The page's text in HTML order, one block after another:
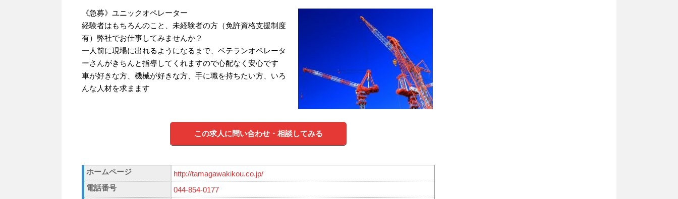
《急募》ユニックオペレーター
経験者はもちろんのこと、未経験者の方（免許資格支援制度
有）弊社でお仕事してみませんか？
一人前に現場に出れるようになるまで、ベテランオペレータ
ーさんがきちんと指導してくれますので心配なく安心です
車が好きな方、機械が好きな方、手に職を持ちたい方、いろ
んな人材を求まます
この求人に問い合わせ・相談してみる
ホームページ
http://tamagawakikou.co.jp/
電話番号
044-854-0177